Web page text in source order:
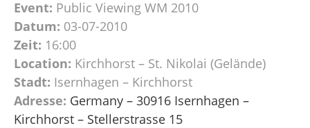
Event: Public Viewing WM 2010
Datum: 03-07-2010
Zeit: 16:00
Location: Kirchhorst – St. Nikolai (Gelände)
Stadt: Isernhagen – Kirchhorst
Adresse: Germany – 30916 Isernhagen –
Kirchhorst – Stellerstrasse 15